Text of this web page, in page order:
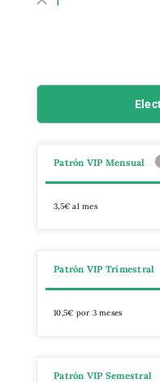
Patrón VIP Mensual
3,5€ al mes
Patrón VIP Trimestral
10,5€ por 3 meses
Patrón VIP Semestral